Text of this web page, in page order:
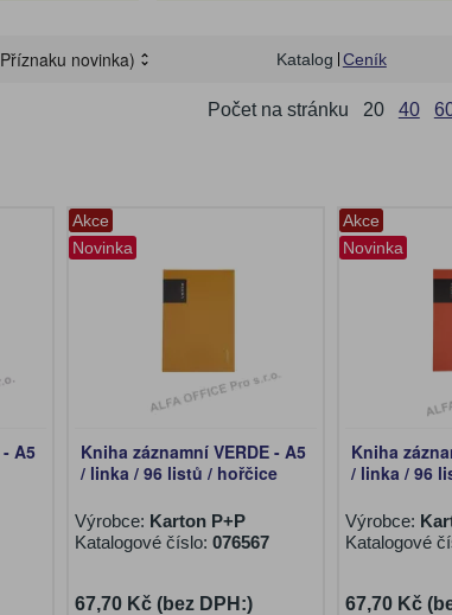
novinka) Katalog Ceník
Počet na stránku 20 40
A5
Akce
Novinka
Kniha záznamní VERDE - A5
/ linka / 96 listů / hořčice
Výrobce: Karton P+P
Katalogové číslo: 076567
67,70 Kč (bez DPH:)
Akce
Novinka
Kniha
/ linka / 96
Výrobce:
Katalogové
67,70 Kč